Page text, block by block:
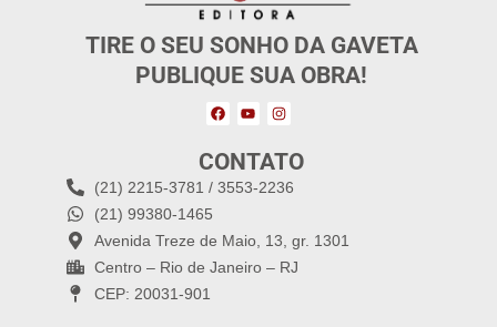
TIRE O SEU SONHO DA GAVETA
PUBLIQUE SUA OBRA!
CONTATO
(21) 2215-3781 / 3553-2236
(21) 99380-1465
Avenida Treze de Maio, 13, gr. 1301
Centro – Rio de Janeiro – RJ
CEP: 20031-901